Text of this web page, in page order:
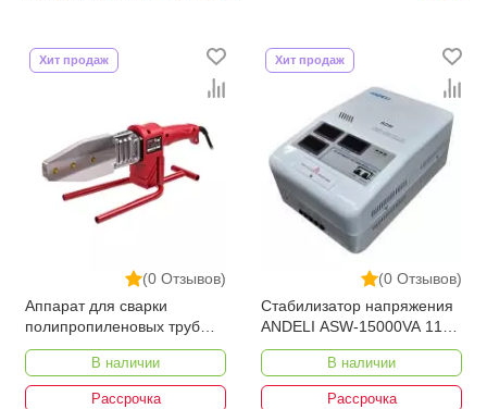
(0 Отзывов)
Хит продаж
Аппарат для сварки
полипропиленовых труб
Number One EPC40/15-1
В наличии
Рассрочка
(0 Отзывов)
Хит продаж
Стабилизатор напряжения
ANDELI ASW-15000VA 110-
250V настенный
В наличии
Рассрочка